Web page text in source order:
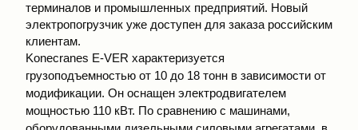
терминалов и промышленных предприятий. Новый
электропогрузчик уже доступен для заказа российским
клиентам.
Konecranes E-VER характеризуется
грузоподъемностью от 10 до 18 тонн в зависимости от
модификации. Он оснащен электродвигателем
мощностью 110 кВт. По сравнению с машинами,